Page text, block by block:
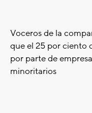
Voceros de la
que el 25 por ciento
por parte de
minoritarios